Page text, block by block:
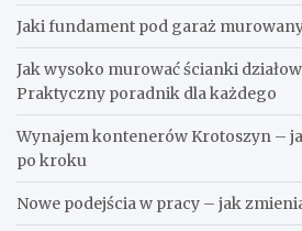
Jaki fundament pod garaż
Jak wysoko murować ścianki
Praktyczny poradnik dla każdego
Wynajem kontenerów Krotoszyn –
po kroku
Nowe podejścia w pracy – jak